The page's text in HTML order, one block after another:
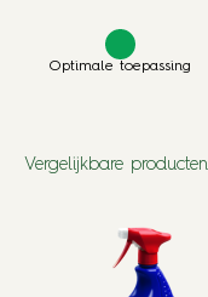
Optimale toepassing
Vergelijkbare producten